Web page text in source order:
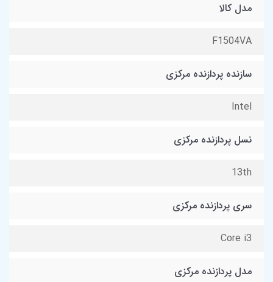
مدل کالا
F1504VA
سازنده پردازنده مرکزی
Intel
نسل پردازنده مرکزی
13th
سری پردازنده مرکزی
Core i3
مدل پردازنده مرکزی